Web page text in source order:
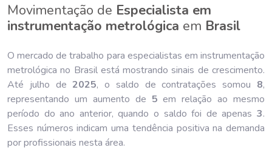
Movimentação de Especialista em
instrumentação metrológica em Brasil
O mercado de trabalho para especialistas em instrumentação
metrológica no Brasil está mostrando sinais de crescimento.
Até julho de2025, o saldo de contratações somou 8,
representando um aumento de 5 em relação ao mesmo
período do ano anterior, quando o saldo foi de apenas 3.
Esses números indicam uma tendência positiva na demanda
por profissionais nesta área.